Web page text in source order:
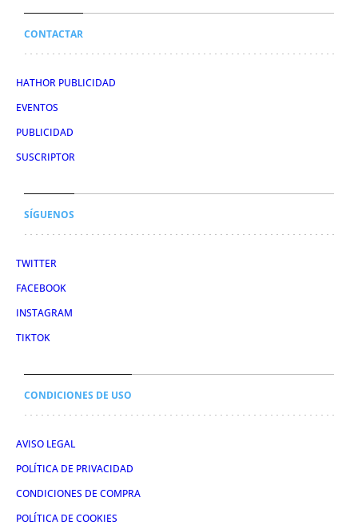
CONTACTAR
HATHOR PUBLICIDAD
EVENTOS
PUBLICIDAD
SUSCRIPTOR
SÍGUENOS
TWITTER
FACEBOOK
INSTAGRAM
TIKTOK
CONDICIONES DE USO
AVISO LEGAL
POLÍTICA DE PRIVACIDAD
CONDICIONES DE COMPRA
POLÍTICA DE COOKIES